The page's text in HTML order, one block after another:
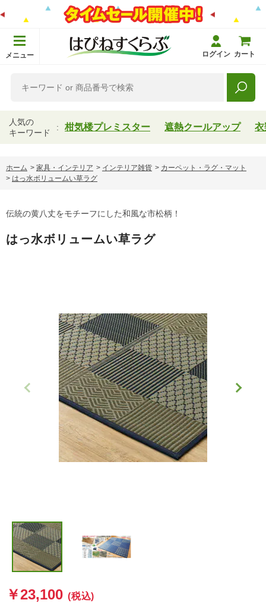
メニュー ログイン カート
人気の
キーワード
柑気楼プレミスター 遮熱クールアップ 衣
ホーム > 家具・インテリア > インテリア雑貨 > カーペット・ラグ・マット
> はっ水ボリュームい草ラグ
伝統の黄八丈をモチーフにした和風な市松柄！
はっ水ボリュームい草ラグ
￥23,100 (税込)